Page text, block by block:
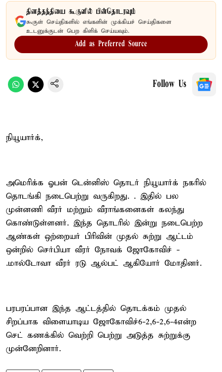
தினத்தந்தியை கூகுளில் பின்தொடரவும்
கூகுள் செய்திகளில் எங்களின் முக்கியச் செய்திகளை
உடனுக்குடன் பெற கிளிக் செய்யவும்.
Add as Preferred Source
Follow Us
நியூயார்க்,
அமெரிக்க ஓபன் டென்னிஸ் தொடர் நியூயார்க் நகரில்
தொடங்கி நடைபெற்று வருகிறது. . இதில் பல
முன்னணி வீரர் மற்றும் வீராங்கனைகள் கலந்து
கொண்டுள்ளனர். இந்த தொடரில் இன்று நடைபெற்ற
ஆண்கள் ஒற்றையர் பிரிவின் முதல் சுற்று ஆட்டம்
ஒன்றில் செர்பியா வீரர் நோவக் ஜோகோவிச் -
.மால்டோவா வீரர் ரடு ஆல்பட் ஆகியோர் மோதினர்.
பரபரப்பான இந்த ஆட்டத்தில் தொடக்கம் முதல்
சிறப்பாக விளையாடிய ஜோகோவிச்6-2,6-2,6-4என்ற
செட் கணக்கில் வெற்றி பெற்று அடுத்த சுற்றுக்கு
முன்னேறினார்.